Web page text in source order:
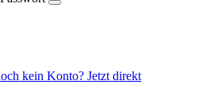
kein Konto? Jetzt direkt